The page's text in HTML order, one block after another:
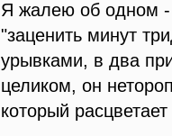
Я жалею об одном -
"заценить минут
урывками, в два
целиком, он
который